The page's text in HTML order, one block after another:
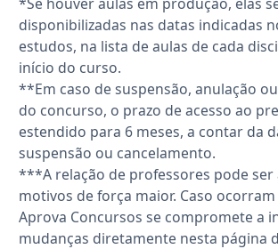
disponibilizadas nas datas indicadas
estudos, na lista de aulas de cada
início do curso.
**Em caso de suspensão, anulação
do concurso, o prazo de acesso ao
estendido para 6 meses, a contar da
suspensão ou cancelamento.
***A relação de professores pode
motivos de força maior. Caso
Aprova Concursos se compromete a
mudanças diretamente nesta página